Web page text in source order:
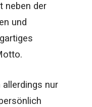
neben der
und
nur